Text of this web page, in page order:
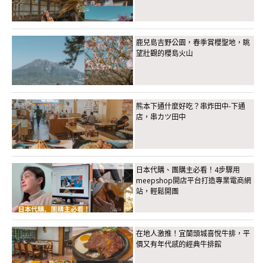
鹿兒島吉野公園，春季賞櫻聖地，眺
望壯觀的櫻島火山
熊本下通什麼好吃？串炸田中-下通
店，串カツ田中
日本代購、團購主必看！4步驟用
meepshop開店平台打造專業電商網
站，輕鬆開團
在地人激推！宜蘭頭城喜悅牛排，平
價又有年代感的經典牛排館